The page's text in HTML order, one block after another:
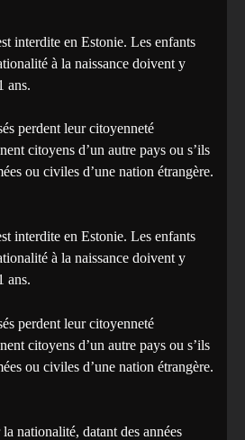
interdite en Estonie. Les enfants
à la naissance doivent y
ans.
perdent leur citoyenneté
citoyens d’un autre pays ou s’ils
ou civiles d’une nation étrangère.
interdite en Estonie. Les enfants
à la naissance doivent y
ans.
perdent leur citoyenneté
citoyens d’un autre pays ou s’ils
ou civiles d’une nation étrangère.
nationalité, datant des années